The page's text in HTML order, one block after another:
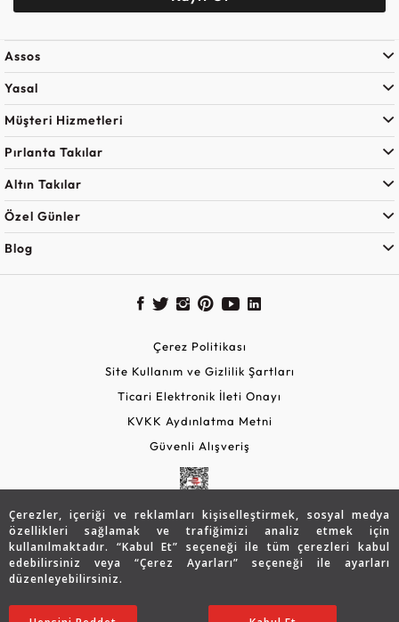
Çerezler, içeriği ve reklamları kişiselleştirmek, sosyal medya
özellikleri sağlamak ve trafiğimizi analiz etmek için
kullanılmaktadır. “Kabul Et” seçeneği ile tüm çerezleri kabul
edebilirsiniz veya “Çerez Ayarları” seçeneği ile ayarları
düzenleyebilirsiniz.
Assos
Yasal
Müşteri Hizmetleri
Pırlanta Takılar
Altın Takılar
Özel Günler
Blog
Çerez Politikası
Site Kullanım ve Gizlilik Şartları
Ticari Elektronik İleti Onayı
KVKK Aydınlatma Metni
Güvenli Alışveriş